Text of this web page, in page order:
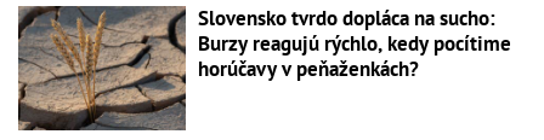
Slovensko tvrdo dopláca na sucho:
Burzy reagujú rýchlo, kedy pocítime
horúčavy v peňaženkách?